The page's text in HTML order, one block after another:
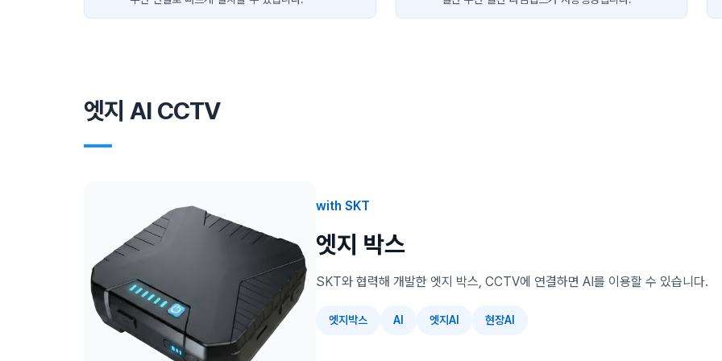
엣지 AI CCTV
―
with SKT
엣지 박스
SKT와 협력해 개발한 엣지 박스, CCTV에 연결하면 AI를 이용할 수 있습니다.
엣지박스 AI 엣지AI 현장AI